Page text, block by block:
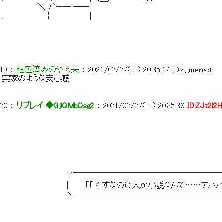
＼ /`ー─ ──i 　 　 　 　 　 　 ｀´
.　　　　　　　　{　　　　 　 　 |
19 ： 梱包済みのやる夫 ： 2021/02/27(土) 20:35:17 ID:Zgmergct
実家のような安心感
20 ： リプレイ ◆GjlQMbOsg2 ： 2021/02/27(土) 20:35:38
f´￣￣￣￣￣￣￣￣￣￣￣￣￣￣￣￣￣￣￣￣
|　　　「「 ぐずなのび太が小説なんて……アハハハ
ヽ＿＿＿＿＿＿＿＿＿＿＿＿＿＿＿＿＿＿＿＿